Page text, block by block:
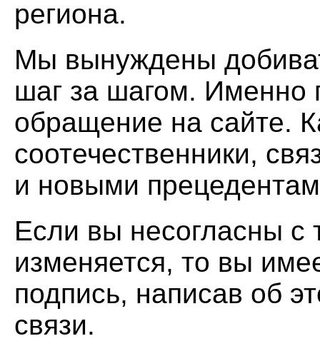
региона.
Мы вынуждены
шаг за шагом. Именно
обращение на сайте.
соотечественники,
и новыми
Если вы несогласны с
изменяется, то вы
подпись, написав об
связи.